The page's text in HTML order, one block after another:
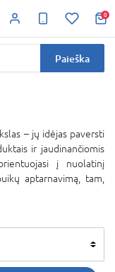
0
Paieška
– jų idėjas paversti
ir jaudinančiomis
į nuolatinį
aptarnavimą, tam,
partnerystė. Kartu su